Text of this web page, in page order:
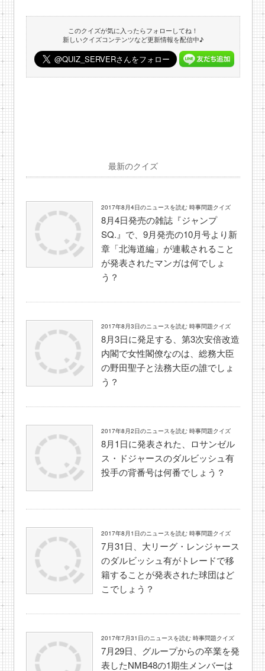
このクイズが気に入ったらフォローしてね！
新しいクイズコンテンツなど更新情報を配信中♪
最新のクイズ
2017年8月4日のニュースを読む 時事問題クイズ
8月4日発売の雑誌『ジャンプ
SQ.』で、9月発売の10月号より新
章「北海道編」が連載されること
が発表されたマンガは何でしょ
う？
2017年8月3日のニュースを読む 時事問題クイズ
8月3日に発足する、第3次安倍改造
内閣で女性閣僚なのは、総務大臣
の野田聖子と法務大臣の誰でしょ
う？
2017年8月2日のニュースを読む 時事問題クイズ
8月1日に発表された、ロサンゼル
ス・ドジャースのダルビッシュ有
投手の背番号は何番でしょう？
2017年8月1日のニュースを読む 時事問題クイズ
7月31日、大リーグ・レンジャース
のダルビッシュ有がトレードで移
籍することが発表された球団はど
こでしょう？
2017年7月31日のニュースを読む 時事問題クイズ
7月29日、グループからの卒業を発
表したNMB48の1期生メンバーは